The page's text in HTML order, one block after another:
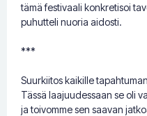
tämä festivaali konkretisoi
puhutteli nuoria aidosti.
***
Suurkiitos kaikille
Tässä laajuudessaan se oli
ja toivomme sen saavan